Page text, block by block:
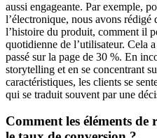
aussi engageante. Par exemple,
l’électronique, nous avons
l’histoire du produit, comment il
quotidienne de l’utilisateur. Cela
passé sur la page de 30 %. En
storytelling et en se concentrant
caractéristiques, les clients se
qui se traduit souvent par une
Comment les éléments de